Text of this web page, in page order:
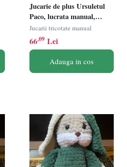
Jucarie de plus Ursuletul
Paco, lucrata manual,
handmade, textil,
mustar/alb, 28 cm
Jucarii tricotate manual
66,09 Lei
Adauga in cos